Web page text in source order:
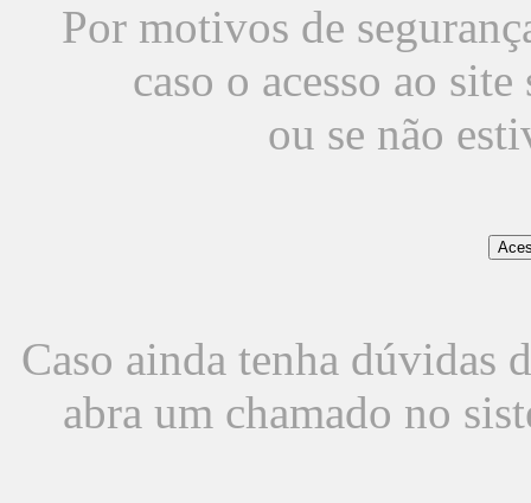
Por motivos de
caso o acesso ao
ou se não
Caso ainda tenha dúvidas
abra um chamado no